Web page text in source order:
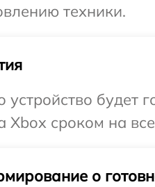
техники.
устройство
Xbox сроком на
о